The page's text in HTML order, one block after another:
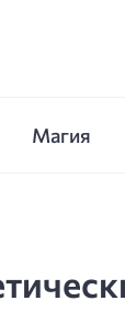
Магия